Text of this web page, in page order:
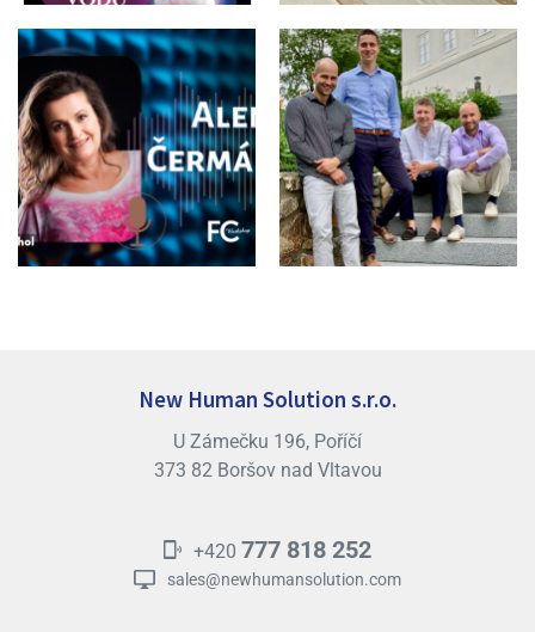
New Human Solution s.r.o.
U Zámečku 196, Poříčí
373 82 Boršov nad Vltavou
+420 777 818 252
sales@newhumansolution.com